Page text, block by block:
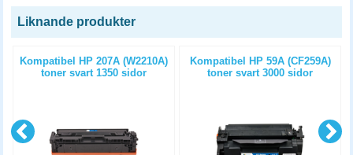
Liknande produkter
Kompatibel HP 207A (W2210A)
toner svart 1350 sidor
Kompatibel HP 59A (CF259A)
toner svart 3000 sidor